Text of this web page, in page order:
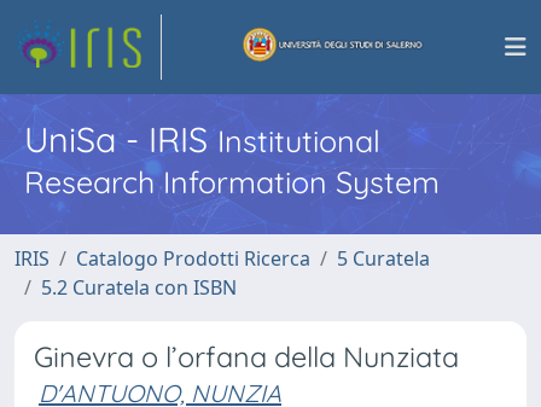
UniSa - IRISInstitutional
Research Information System
IRIS Catalogo Prodotti Ricerca
5 Curatela
5.2 Curatela con ISBN
Ginevra o l’orfana della Nunziata
D'ANTUONO, NUNZIA